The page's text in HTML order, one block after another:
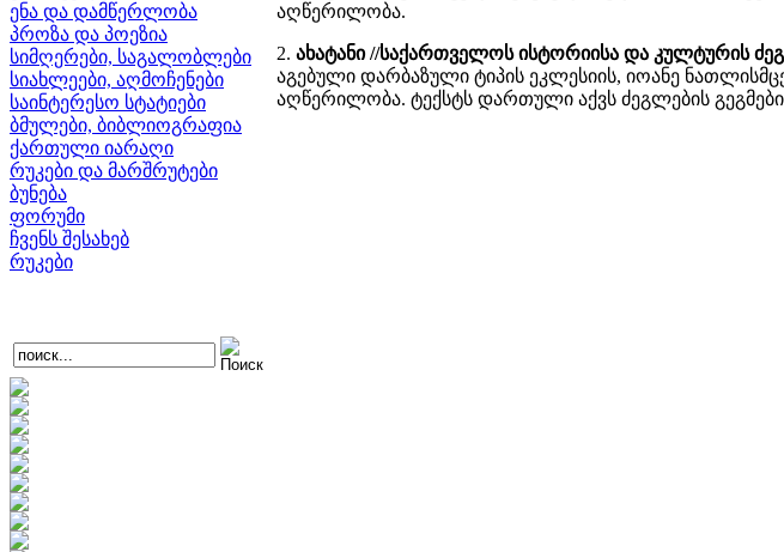
ენა და დამწერლობა
პროზა და პოეზია
სიმღერები, საგალობლები
სიახლეები, აღმოჩენები
საინტერესო სტატიები
ბმულები, ბიბლიოგრაფია
ქართული იარაღი
რუკები და მარშრუტები
ბუნება
ფორუმი
ჩვენს შესახებ
რუკები
აღწერილობა.
2. ახატანი //საქართველოს ისტორიისა და კულტურის
აგებული დარბაზული ტიპის ეკლესიის, იოანე
აღწერილობა. ტექსტს დართული აქვს ძეგლების